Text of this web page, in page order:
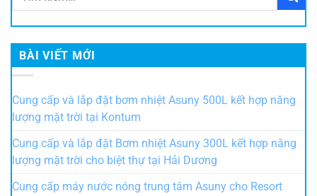
BÀI VIẾT MỚI
Cung cấp và lắp đặt bơm nhiệt Asuny 500L kết hợp năng
lượng mặt trời tại Kontum
Cung cấp và lắp đặt Bơm nhiệt Asuny 300L kết hợp năng
lượng mặt trời cho biệt thự tại Hải Dương
Cung cấp máy nước nóng trung tâm Asuny cho Resort